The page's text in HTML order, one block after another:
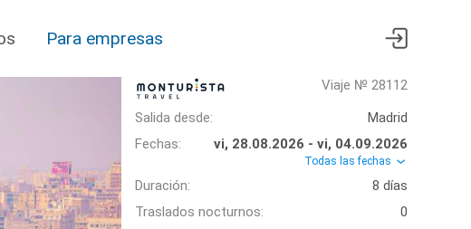
Para empresas
Viaje № 28112
Salida desde:
Madrid
Fechas:
vi, 28.08.2026 - vi, 04.09.2026
Todas las fechas
Duración:
8 días
Traslados nocturnos:
0